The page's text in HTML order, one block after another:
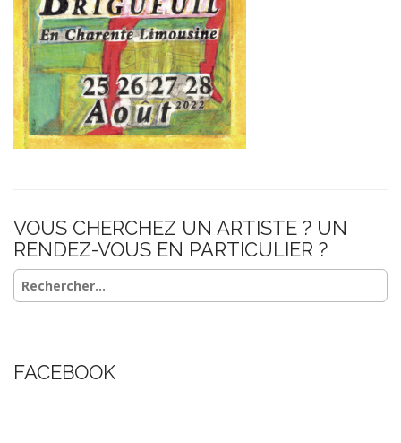
VOUS CHERCHEZ UN ARTISTE ? UN
RENDEZ-VOUS EN PARTICULIER ?
Rechercher :
FACEBOOK